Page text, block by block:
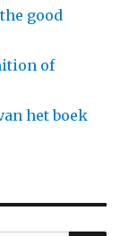
good
of
het boek